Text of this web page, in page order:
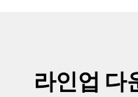
라인업 다